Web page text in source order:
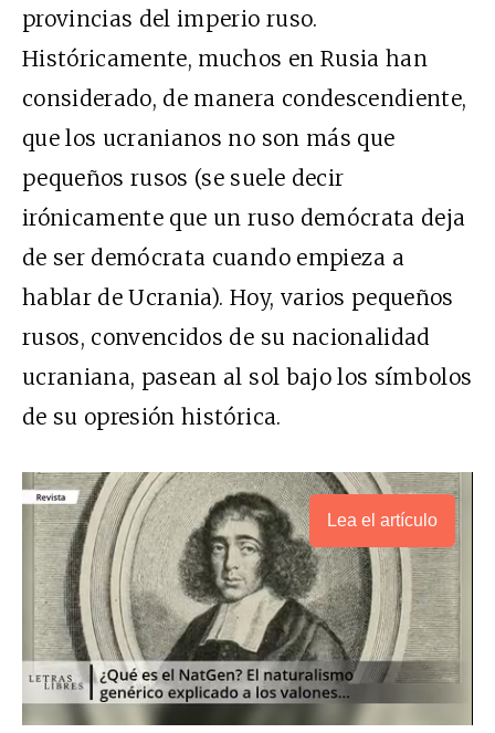
provincias del imperio ruso.
Históricamente, muchos en Rusia han
considerado, de manera condescendiente,
que los ucranianos no son más que
pequeños rusos (se suele decir
irónicamente que un ruso demócrata deja
de ser demócrata cuando empieza a
hablar de Ucrania). Hoy, varios pequeños
rusos, convencidos de su nacionalidad
ucraniana, pasean al sol bajo los símbolos
de su opresión histórica.
Lea el artículo